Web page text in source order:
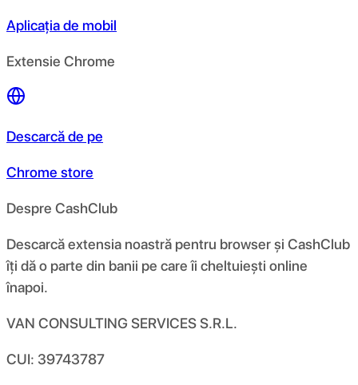
Aplicația de mobil
Extensie Chrome
Descarcă de pe
Chrome store
Despre CashClub
Descarcă extensia noastră pentru browser și CashClub
îți dă o parte din banii pe care îi cheltuiești online
înapoi.
VAN CONSULTING SERVICES S.R.L.
CUI: 39743787